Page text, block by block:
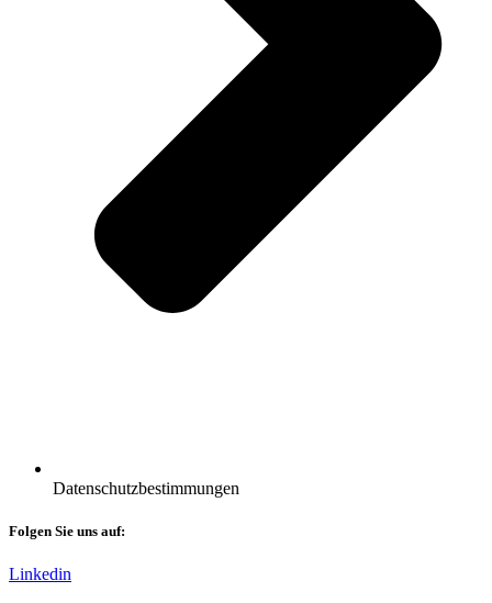
Datenschutzbestimmungen
Folgen Sie uns auf:
Linkedin